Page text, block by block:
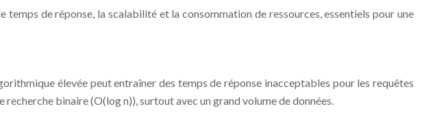
de réponse, la scalabilité et la consommation de ressources, essentiels pour une
élevée peut entraîner des temps de réponse inacceptables pour les requêtes
binaire (O(log n)), surtout avec un grand volume de données.